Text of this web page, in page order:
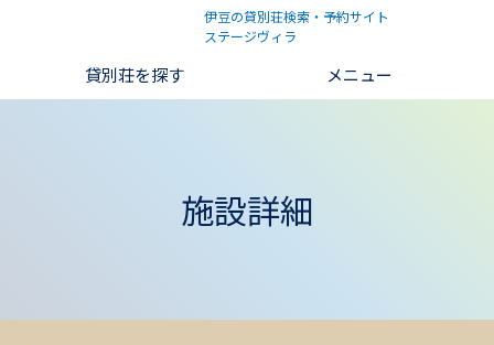
伊豆の貸別荘検索・予約サイト
ステージヴィラ
貸別荘を探す メニュー
施設詳細